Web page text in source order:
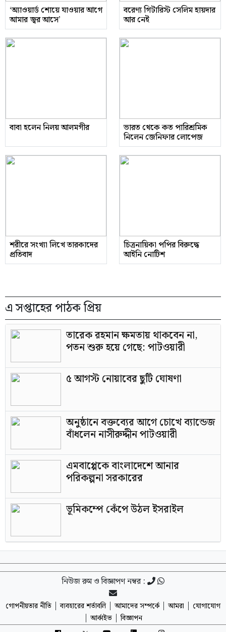
‘অ্যাওয়ার্ড শোয়ে যাওয়ার আগে
আমার জ্বর আসে’
বরেণ্য গিটারিস্ট সেলিম হায়দার
আর নেই
বাবা হলেন নিলয় আলমগীর ভারত থেকে কত পারিশ্রমিক
নিলেন জেনিফার লোপেজ
শরীরে সংখ্যা লিখে তারকাদের
প্রতিবাদ
চিত্রনায়িকা পপির বিরুদ্ধে
আইনি নোটিশ
এ সপ্তাহের পাঠক প্রিয়
তারেক রহমান ক্ষমতায় থাকবেন না,
পতন শুরু হয়ে গেছে: পাটওয়ারী
৫ আগস্ট নোয়াবের ছুটি ঘোষণা
অনুষ্ঠানে বক্তব্যের আগে চোখে ব্যান্ডেজ
বাঁধলেন নাসীরুদ্দীন পাটওয়ারী
এমবাপ্পেকে বাংলাদেশে আনার
পরিকল্পনা সরকারের
ভূমিকম্পে কেঁপে উঠল ইসরাইল
নিউজ রুম ও বিজ্ঞাপণ নম্বর :
গোপনীয়তার নীতি |ব্যবহারের শর্তাবলি| আমাদের সম্পর্কে| আমরা | যোগাযোগ
| আর্কাইভ |বিজ্ঞাপন